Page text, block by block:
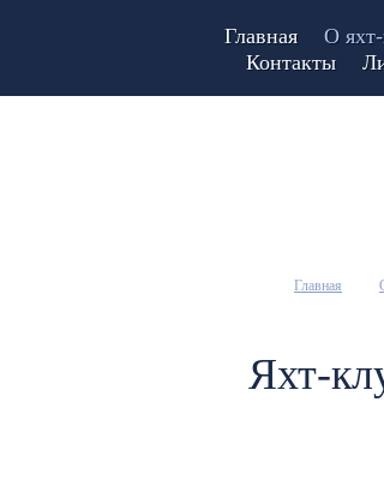
Главная О
Контакты
Главная
Яхт-